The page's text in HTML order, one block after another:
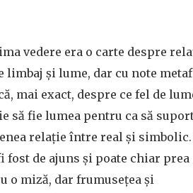
vedere era o carte despre
limbaj și lume, dar cu note
mai exact, despre ce fel de
să fie lumea pentru ca să
relație între real și
fost de ajuns și poate chiar
o miză, dar frumusețea și